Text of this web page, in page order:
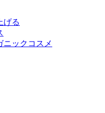
げる
ニックコスメ